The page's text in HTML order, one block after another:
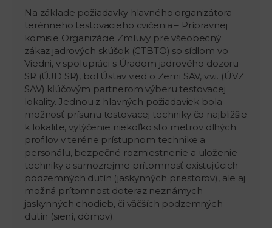
Na základe požiadavky hlavného organizátora
terénneho testovacieho cvičenia – Prípravnej
komisie Organizácie Zmluvy pre všeobecný
zákaz jadrových skúšok (CTBTO) so sídlom vo
Viedni, v spolupráci s Úradom jadrového dozoru
SR (ÚJD SR), bol Ústav vied o Zemi SAV, v.v.i. (ÚVZ
SAV) kľúčovým partnerom výberu testovacej
lokality. Jednou z hlavných požiadaviek bola
možnosť prísunu testovacej techniky čo najbližšie
k lokalite, vytýčenie niekoľko sto metrov dlhých
profilov v teréne prístupnom technike a
personálu, bezpečné rozmiestnenie a uloženie
techniky a samozrejme prítomnosť existujúcich
podzemných dutín (jaskynných priestorov), ale aj
možná prítomnosť doteraz neznámych
jaskynných chodieb, či väčších podzemných
dutín (siení, dómov).